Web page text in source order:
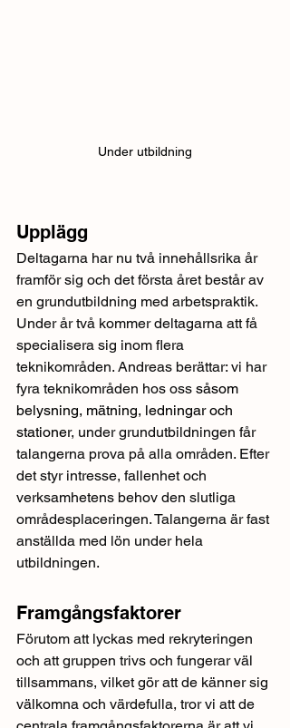
Under utbildning
Upplägg
Deltagarna har nu två innehållsrika år
framför sig och det första året består av
en grundutbildning med arbetspraktik.
Under år två kommer deltagarna att få
specialisera sig inom flera
teknikområden. Andreas berättar: vi har
fyra teknikområden hos oss såsom
belysning, mätning, ledningar och
stationer, under grundutbildningen får
talangerna prova på alla områden. Efter
det styr intresse, fallenhet och
verksamhetens behov den slutliga
områdesplaceringen. Talangerna är fast
anställda med lön under hela
utbildningen.
Framgångsfaktorer
Förutom att lyckas med rekryteringen
och att gruppen trivs och fungerar väl
tillsammans, vilket gör att de känner sig
välkomna och värdefulla, tror vi att de